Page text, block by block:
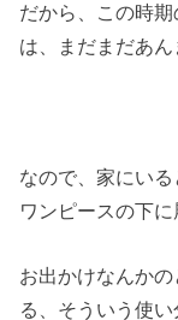
だから、この時
は、まだまだあん
なので、家にい
ワンピースの下に
お出かけなんか
る、そういう使